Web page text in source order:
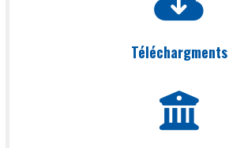
Téléchargments